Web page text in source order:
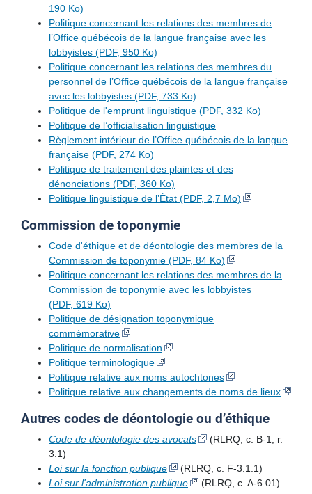
190 Ko)
Politique concernant les relations des membres de
l’Office québécois de la langue française avec les
lobbyistes (PDF, 950 Ko)
Politique concernant les relations des membres du
personnel de l’Office québécois de la langue française
avec les lobbyistes (PDF, 733 Ko)
Politique de l'emprunt linguistique (PDF, 332 Ko)
Politique de l’officialisation linguistique
Règlement intérieur de l’Office québécois de la langue
française (PDF, 274 Ko)
Politique de traitement des plaintes et des
dénonciations (PDF, 360 Ko)
Politique linguistique de l’État (PDF, 2,7 Mo)
Commission de toponymie
Code d'éthique et de déontologie des membres de la
Commission de toponymie (PDF, 84 Ko)
Politique concernant les relations des membres de la
Commission de toponymie avec les lobbyistes
(PDF, 619 Ko)
Politique de désignation toponymique
commémorative
Politique de normalisation
Politique terminologique
Politique relative aux noms autochtones
Politique relative aux changements de noms de lieux
Autres codes de déontologie ou d’éthique
Code de déontologie des avocats
(RLRQ, c. B-1, r.
3.1)
Loi sur la fonction publique
(RLRQ, c. F-3.1.1)
Loi sur l'administration publique
(RLRQ, c. A-6.01)